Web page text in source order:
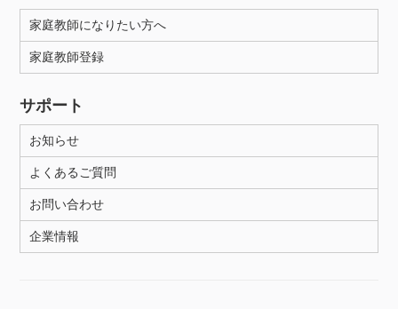
家庭教師になりたい方へ
家庭教師登録
サポート
お知らせ
よくあるご質問
お問い合わせ
企業情報